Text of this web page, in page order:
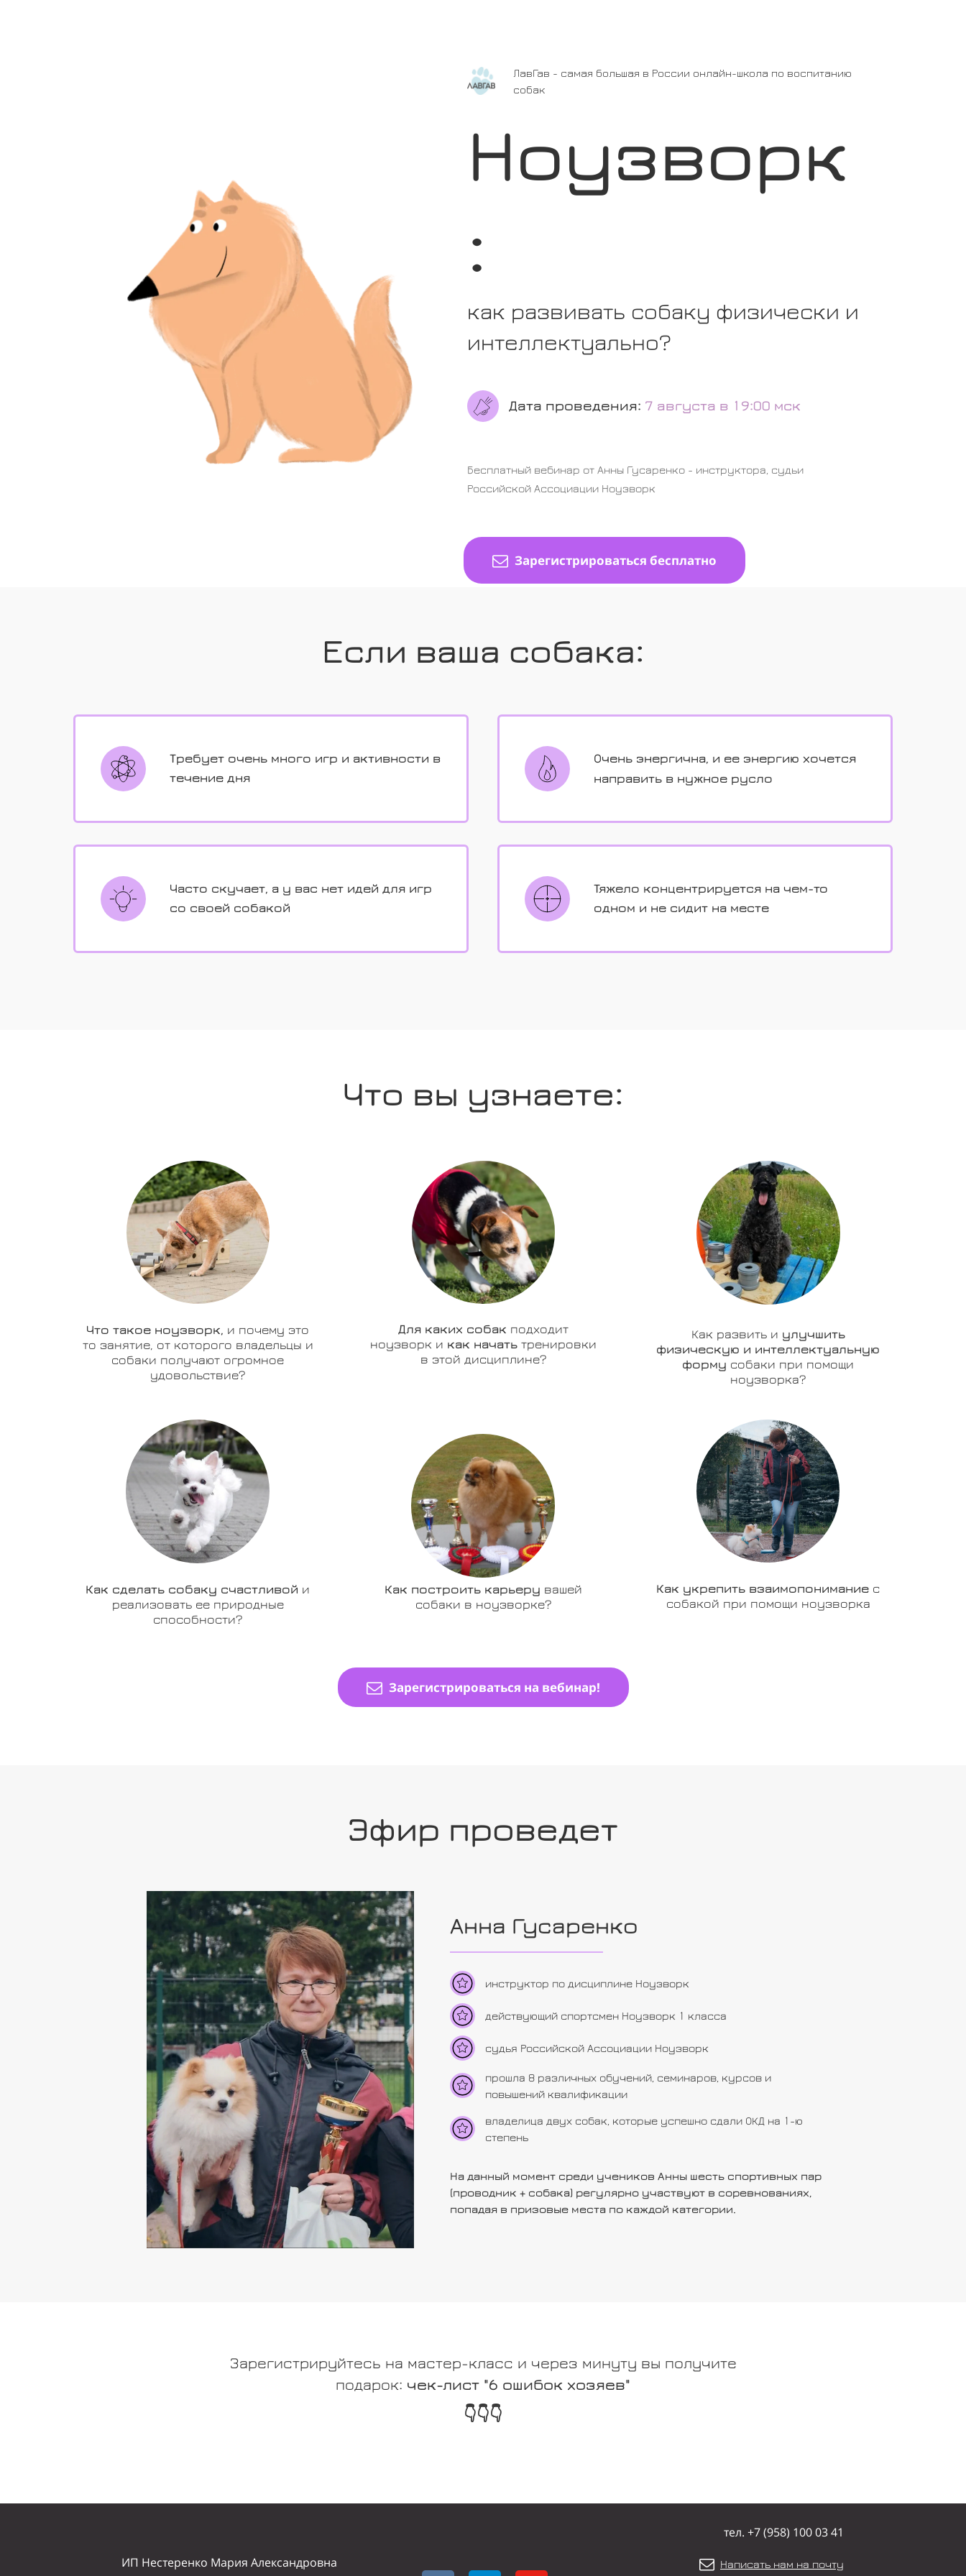
ЛавГав - самая большая в России онлайн-школа по воспитанию
собак
Ноузворк
:
как развивать собаку физически и
интеллектуально?
Дата проведения: 7 августа в 19:00 мск
Бесплатный вебинар от Анны Гусаренко - инструктора, судьи
Российской Ассоциации Ноузворк
Зарегистрироваться бесплатно
Если ваша собака:
Требует очень много игр и активности в
течение дня
Очень энергична, и ее энергию хочется
направить в нужное русло
Часто скучает, а у вас нет идей для игр
со своей собакой
Тяжело концентрируется на чем-то
одном и не сидит на месте
Что вы узнаете:
Что такое ноузворк, и почему это
то занятие, от которого владельцы и
собаки получают огромное
удовольствие?
Для каких собак подходит
ноузворк и как начатьтренировки
в этой дисциплине?
Как развить и улучшить
физическую и интеллектуальную
форму собаки при помощи
ноузворка?
Как сделать собаку счастливой и
реализовать ее природные
способности?
Как построить карьеру вашей
собаки в ноузворке?
Как укрепить взаимопонимание с
собакой при помощи ноузворка
Зарегистрироваться на вебинар!
Эфир проведет
Анна Гусаренко
инструктор по дисциплине Ноузворк
действующий спортсмен Ноузворк 1 класса
судья Российской Ассоциации Ноузворк
прошла 8 различных обучений, семинаров, курсов и
повышений квалификации
владелица двух собак, которые успешно сдали ОКД на 1-ю
степень
На данный момент среди учеников Анны шесть спортивных пар
(проводник + собака) регулярно участвуют в соревнованиях,
попадая в призовые места по каждой категории.
Зарегистрируйтесь на мастер-класс и через минуту вы получите
подарок: чек-лист "6 ошибок хозяев"
👇👇👇
ИП Нестеренко Мария Александровна
тел. +7 (958) 100 03 41
Написать нам на почту